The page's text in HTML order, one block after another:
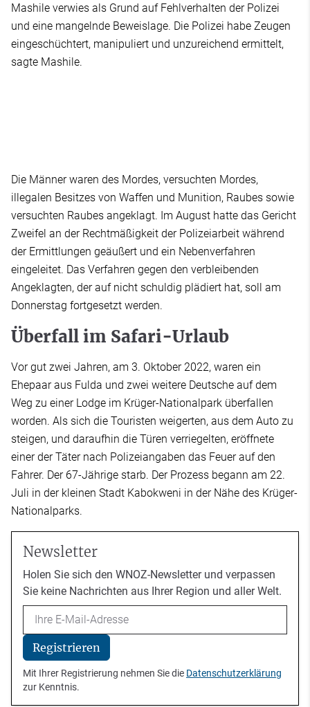
Mashile verwies als Grund auf Fehlverhalten der Polizei
und eine mangelnde Beweislage. Die Polizei habe Zeugen
eingeschüchtert, manipuliert und unzureichend ermittelt,
sagte Mashile.
Die Männer waren des Mordes, versuchten Mordes,
illegalen Besitzes von Waffen und Munition, Raubes sowie
versuchten Raubes angeklagt. Im August hatte das Gericht
Zweifel an der Rechtmäßigkeit der Polizeiarbeit während
der Ermittlungen geäußert und ein Nebenverfahren
eingeleitet. Das Verfahren gegen den verbleibenden
Angeklagten, der auf nicht schuldig plädiert hat, soll am
Donnerstag fortgesetzt werden.
Überfall im Safari-Urlaub
Vor gut zwei Jahren, am 3. Oktober 2022, waren ein
Ehepaar aus Fulda und zwei weitere Deutsche auf dem
Weg zu einer Lodge im Krüger-Nationalpark überfallen
worden. Als sich die Touristen weigerten, aus dem Auto zu
steigen, und daraufhin die Türen verriegelten, eröffnete
einer der Täter nach Polizeiangaben das Feuer auf den
Fahrer. Der 67-Jährige starb. Der Prozess begann am 22.
Juli in der kleinen Stadt Kabokweni in der Nähe des Krüger-
Nationalparks.
Newsletter
Holen Sie sich den WNOZ-Newsletter und verpassen
Sie keine Nachrichten aus Ihrer Region und aller Welt.
Email
Registrieren
Mit Ihrer Registrierung nehmen Sie die Datenschutzerklärung
zur Kenntnis.